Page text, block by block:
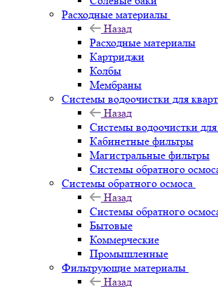
Расходные материалы
Назад
Расходные материалы
Картриджи
Колбы
Мембраны
Системы водоочистки для
Назад
Системы водоочистки
Кабинетные фильтры
Магистральные фильтры
Системы обратного
Системы обратного осмоса
Назад
Системы обратного
Бытовые
Коммерческие
Промышленные
Фильтрующие материалы
Назад